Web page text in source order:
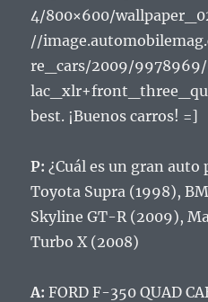
4/800×600/
//
re_cars/2009/
best. ¡Buenos carros! =]
P: ¿Cuál es un gran auto
Toyota Supra (1998),
Skyline GT-R (2009),
Turbo X (2008)
A: FORD F-350 QUAD